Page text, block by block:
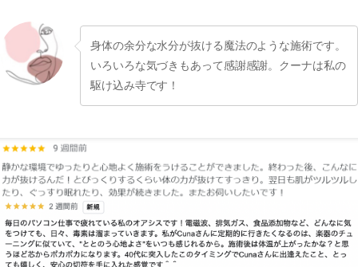
身体の余分な水分が抜ける魔法のような施術です。
いろいろな気づきもあって感謝感謝。クーナは私の
駆け込み寺です！